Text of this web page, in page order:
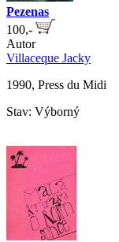
Pezenas
100,-
Autor
Villaceque Jacky
1990, Press du Midi
Stav: Výborný